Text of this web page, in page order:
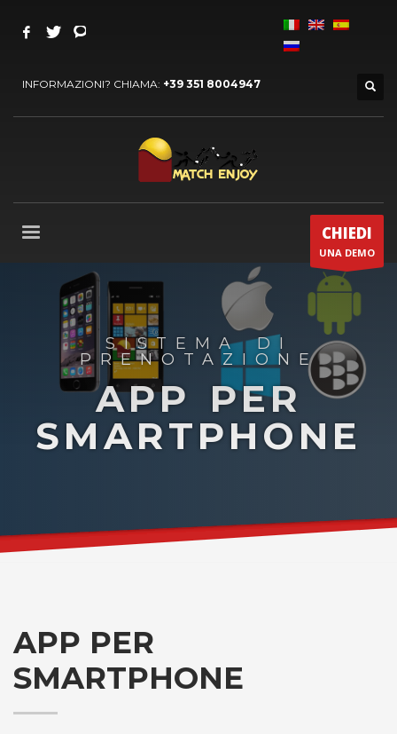
INFORMAZIONI? CHIAMA: +39 351 8004947
CHIEDI
UNA DEMO
SISTEMA DI
PRENOTAZIONE
APP PER
SMARTPHONE
APP PER
SMARTPHONE